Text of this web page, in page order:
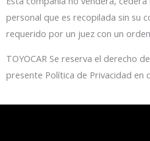
personal que es recopilada sin su
requerido por un juez con un
TOYOCAR Se reserva el derecho
presente Política de Privacidad en